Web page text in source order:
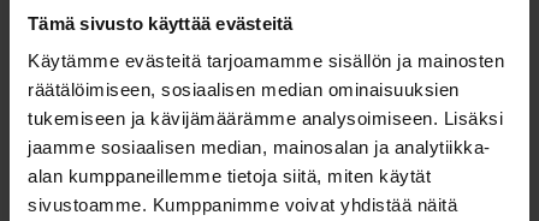
Tämä sivusto käyttää evästeitä
Käytämme evästeitä tarjoamamme sisällön ja mainosten
räätälöimiseen, sosiaalisen median ominaisuuksien
tukemiseen ja kävijämäärämme analysoimiseen. Lisäksi
jaamme sosiaalisen median, mainosalan ja analytiikka-
alan kumppaneillemme tietoja siitä, miten käytät
sivustoamme. Kumppanimme voivat yhdistää näitä
Digita Info
ma-pe klo 8.00–20.00
p. 020 411 7676
info@digita.fi
Puhelun hinta Digita Infoon on